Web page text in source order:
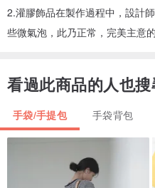
2.灌膠飾品在製作過程中，設計
些微氣泡，此乃正常，完美主意
看過此商品的人也搜
手袋/手提包 手袋背包